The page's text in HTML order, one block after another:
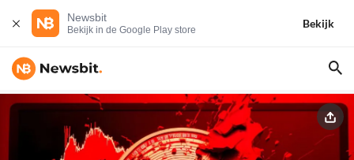
Newsbit
Bekijk in de Google Play store
Bekijk